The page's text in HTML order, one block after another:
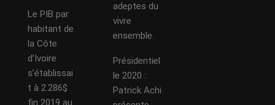
Le PIB par
habitant de
la Côte
d’Ivoire
s’établissai
t à 2.286$
fin 2019 au
adeptes du
vivre
ensemble.
Présidentiel
le 2020 :
Patrick Achi